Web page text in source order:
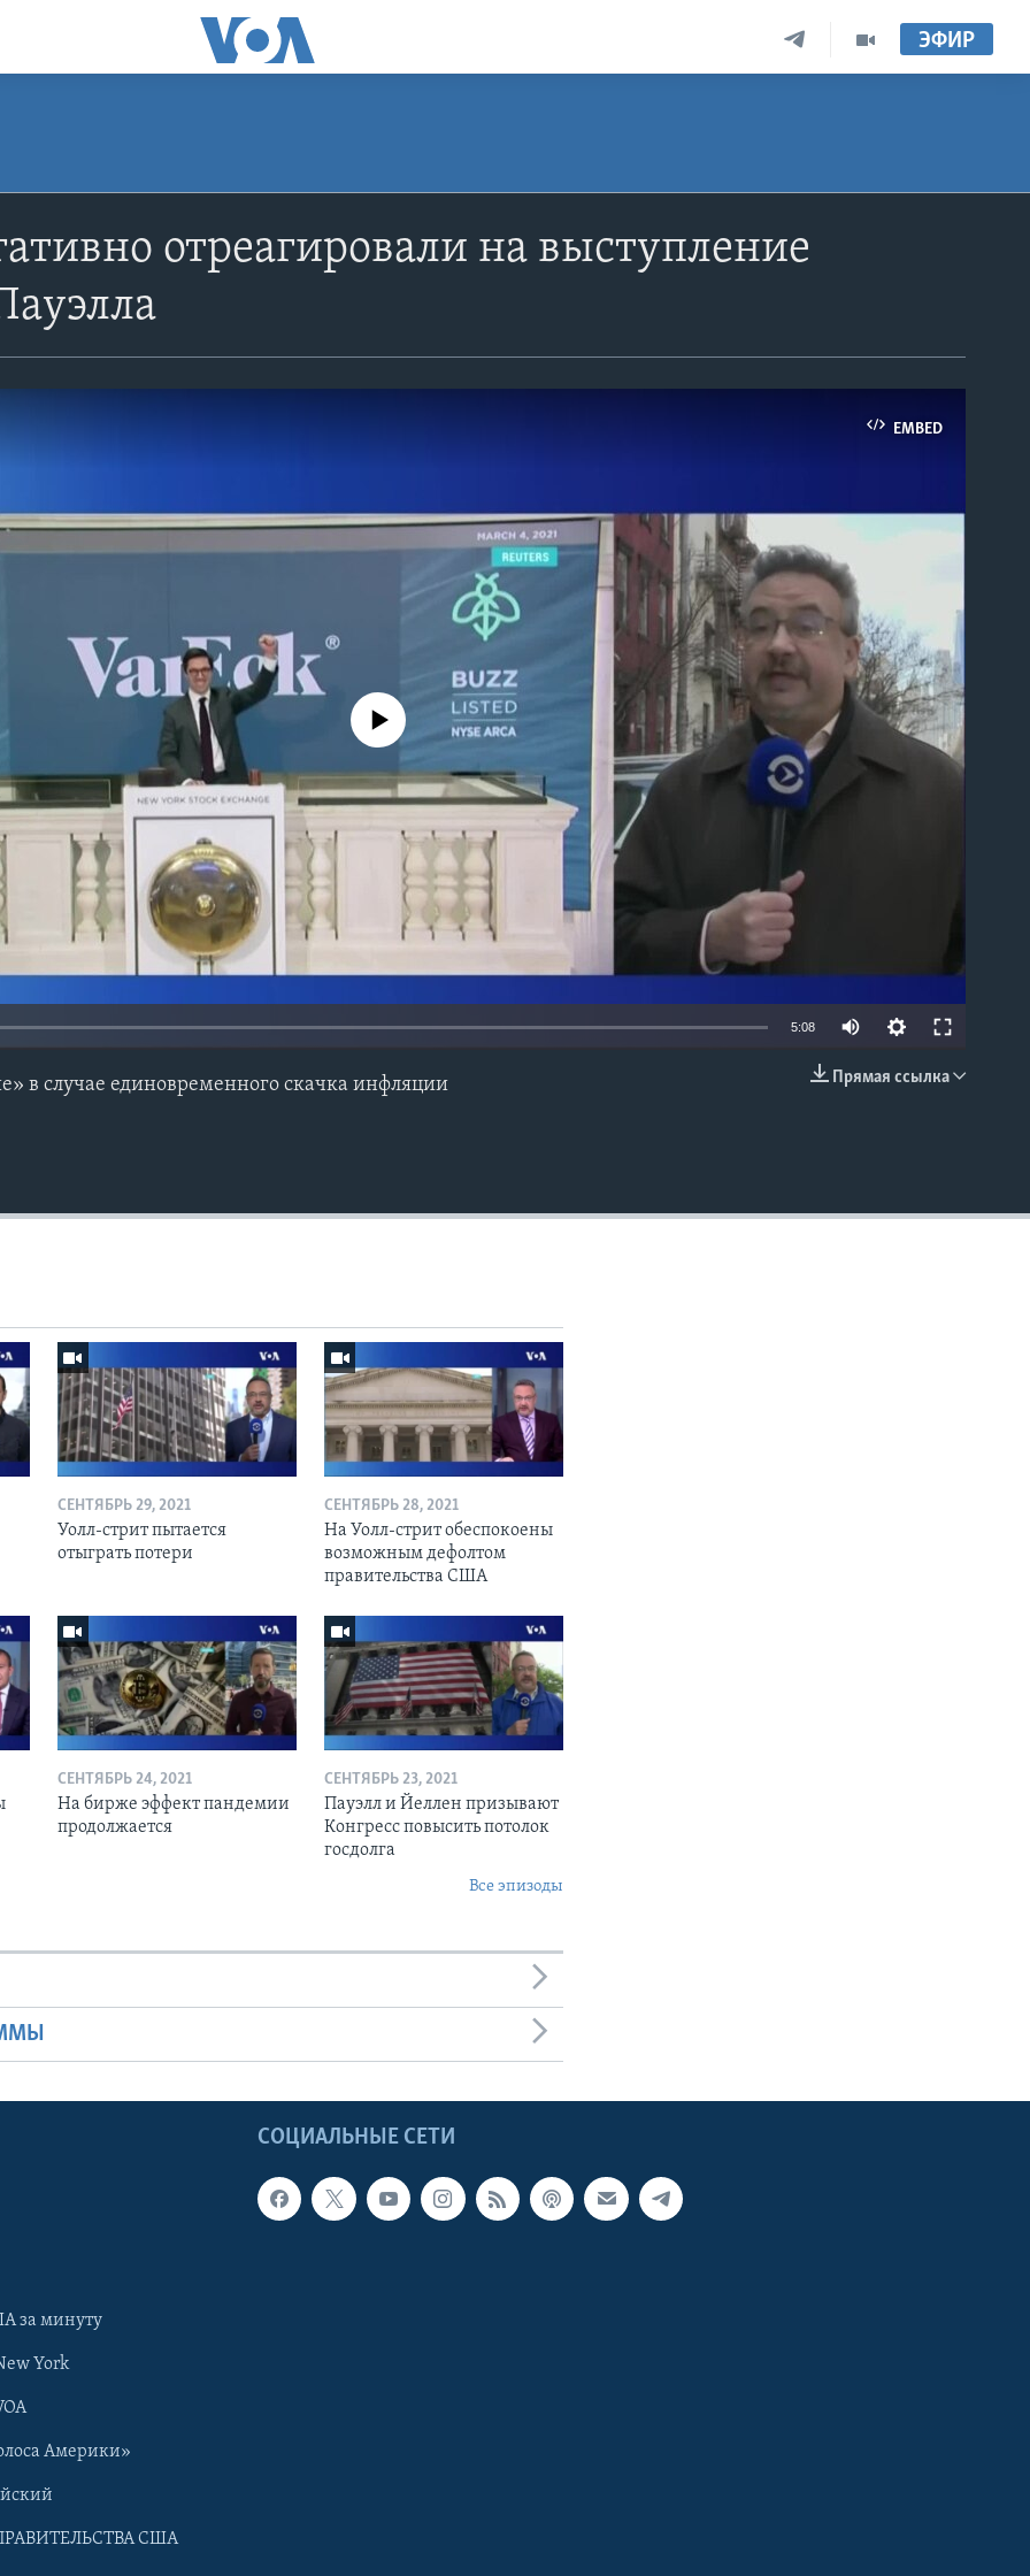
ЭФИР
отреагировали на выступление
EMBED
No media source currently available
5:08
Прямая ссылка
в случае единовременного скачка инфляции
СЕНТЯБРЬ 29, 2021
Уолл-стрит пытается
отыграть потери
СЕНТЯБРЬ 28, 2021
На Уолл-стрит обеспокоены
возможным дефолтом
правительства США
СЕНТЯБРЬ 24, 2021
На бирже эффект пандемии
продолжается
СЕНТЯБРЬ 23, 2021
Пауэлл и Йеллен призывают
Конгресс повысить потолок
госдолга
Все эпизоды
СОЦИАЛЬНЫЕ СЕТИ
за минуту
York
Америки»
США